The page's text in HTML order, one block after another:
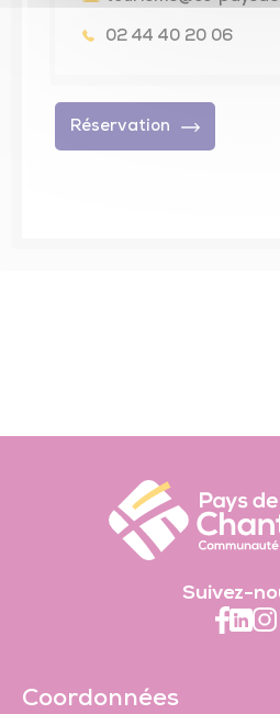
02 44 40 20 06
Réservation
Suivez-
Coordonnées